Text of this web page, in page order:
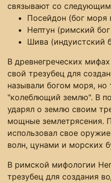
связывают со
Посейдон (бог моря
Нептун (римский
Шива (индуистский
В древнегреческих
свой трезубец для
называли богом моря, но
"колеблющий землю". В
ударял о землю своим
мощные землетрясения.
использовал свое
волн, цунами и морских
В римской мифологии
трезубец для создания